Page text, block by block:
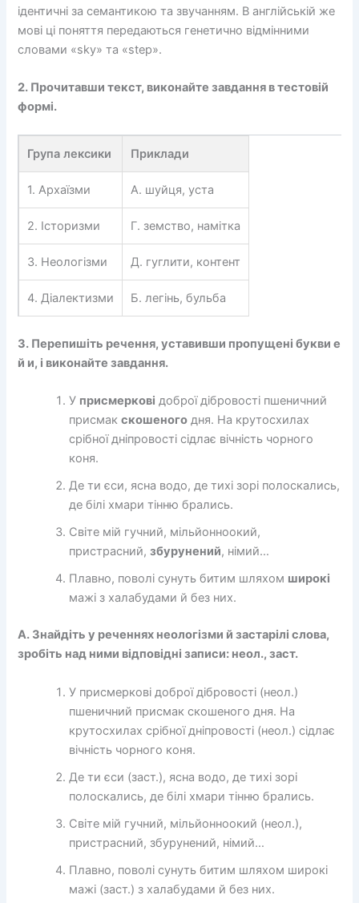
ідентичні за семантикою та звучанням. В англійській же
мові ці поняття передаються генетично відмінними
словами «sky» та «step».
2. Прочитавши текст, виконайте завдання в тестовій
формі.
Група лексики Приклади
1. Архаїзми А. шуйця, уста
2. Історизми Г. земство, намітка
3. Неологізми Д. гуглити, контент
4. Діалектизми Б. легінь, бульба
3. Перепишіть речення, уставивши пропущені букви е
й и, і виконайте завдання.
У присмеркові доброї дібровості пшеничний
присмакскошеного дня. На крутосхилах
срібної дніпровості сідлає вічність чорного
коня.
Де ти єси, ясна водо, де тихі зорі полоскались,
де білі хмари тінню брались.
Світе мій гучний, мільйонноокий,
пристрасний,збурунений, німий…
Плавно, поволі сунуть битим шляхом широкі
мажі з халабудами й без них.
А. Знайдіть у реченнях неологізми й застарілі слова,
зробіть над ними відповідні записи: неол., заст.
У присмеркові доброї дібровості (неол.)
пшеничний присмак скошеного дня. На
крутосхилах срібної дніпровості (неол.) сідлає
вічність чорного коня.
Де ти єси (заст.), ясна водо, де тихі зорі
полоскались, де білі хмари тінню брались.
Світе мій гучний, мільйонноокий (неол.),
пристрасний, збурунений, німий…
Плавно, поволі сунуть битим шляхом широкі
мажі (заст.) з халабудами й без них.